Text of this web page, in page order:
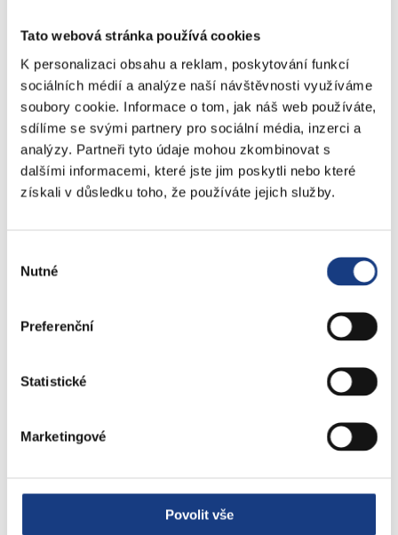
Tato webová stránka používá cookies
K personalizaci obsahu a reklam, poskytování funkcí
sociálních médií a analýze naší návštěvnosti využíváme
soubory cookie. Informace o tom, jak náš web používáte,
sdílíme se svými partnery pro sociální média, inzerci a
analýzy. Partneři tyto údaje mohou zkombinovat s
dalšími informacemi, které jste jim poskytli nebo které
získali v důsledku toho, že používáte jejich služby.
souhlasu
Nutné
Preferenční
Statistické
Marketingové
Povolit vše
člen ZMČ Praha 5
Praha, 16. července 2024
Č. j.: MC05 165053/2024
11. zasedání Zastupitelstva městské části Praha 5
vykazování činnosti poradců. V závěru své interpelace
jste vznesl dotaz „… zda se nepřipravuje záměr
činnosti poradců radních, …“.
Ráda bych Vás ujistila, že nastavení pravidel pro
vykazování činnosti poradců radních MČ Praha 5 jsme
aktualizace dosud platného vnitřního organizačního
předpisu „Směrnice č. 1/2019 – Pravidla uzavírání